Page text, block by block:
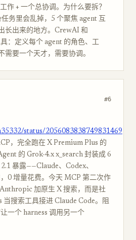
作 + 一个总协调。为什么要拆？
务里会乱掉，5 个聚焦 agent 互
长出来的地方。CrewAI 和
：定义每个 agent 的角色、工
需要一个天才，需要协调。
#6
status/2056083838749831469
，完全跑在 X Premium Plus 的
的 Grok-4.x x_search 封装成 6
暴露——Claude、Codex、
0 增量花费。今天 MCP 第二次作
加原生 X 搜索，而是社
当搜索工具接进 Claude Code。阻
一个 harness 调用另一个